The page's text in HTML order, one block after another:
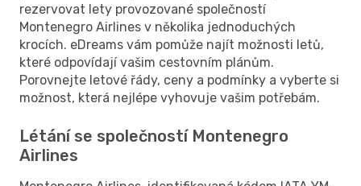
rezervovat lety provozované společností
Montenegro Airlines v několika jednoduchých
krocích. eDreams vám pomůže najít možnosti letů,
které odpovídají vašim cestovním plánům.
Porovnejte letové řády, ceny a podmínky a vyberte si
možnost, která nejlépe vyhovuje vašim potřebám.
Létání se společností Montenegro
Airlines